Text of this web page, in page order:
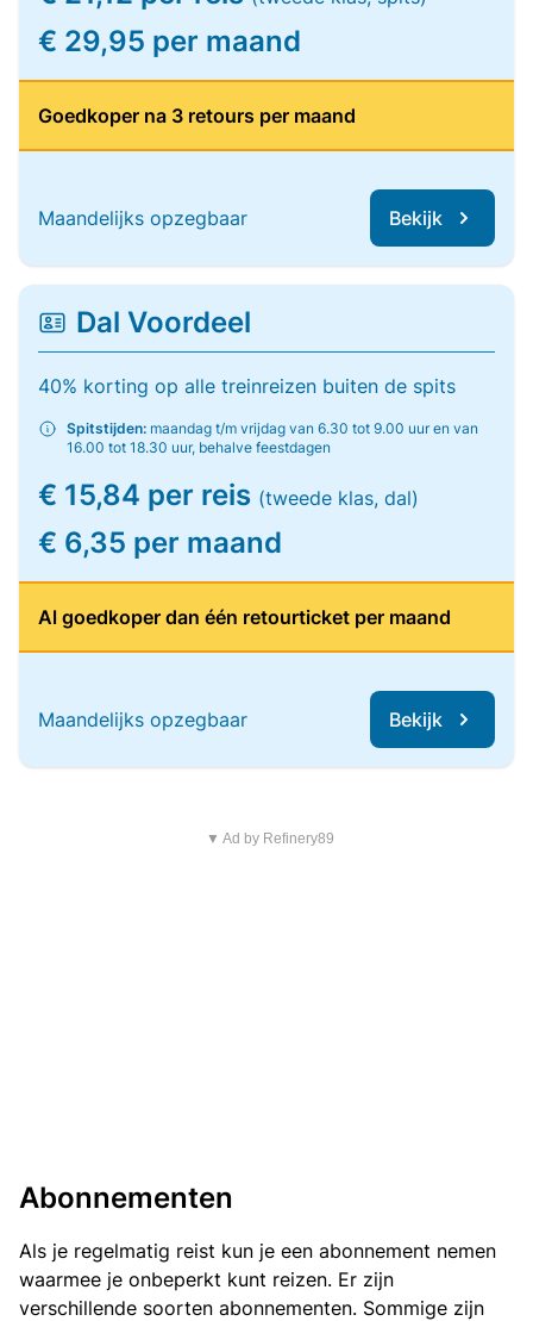
€ 29,95 per maand
Goedkoper na 3 retours per maand
Maandelijks opzegbaar Bekijk
Dal Voordeel
40% korting op alle treinreizen buiten de spits
Spitstijden: maandag t/m vrijdag van 6.30 tot 9.00 uur en van
16.00 tot 18.30 uur, behalve feestdagen
€ 15,84 per reis (tweede klas, dal)
€ 6,35 per maand
Al goedkoper dan één retourticket per maand
Maandelijks opzegbaar Bekijk
▼ Ad by Refinery89
Abonnementen
Als je regelmatig reist kun je een abonnement nemen
waarmee je onbeperkt kunt reizen. Er zijn
verschillende soorten abonnementen. Sommige zijn